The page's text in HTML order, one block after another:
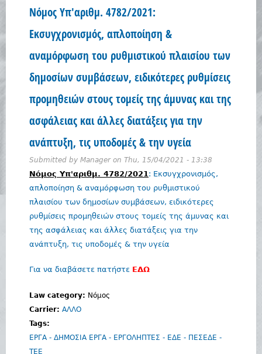
Νόμος Yπ'αριθμ. 4782/2021:
Εκσυγχρονισμός, απλοποίηση &
αναμόρφωση του ρυθμιστικού πλαισίου των
δημοσίων συμβάσεων, ειδικότερες ρυθμίσεις
προμηθειών στους τομείς της άμυνας και της
ασφάλειας και άλλες διατάξεις για την
ανάπτυξη, τις υποδομές & την υγεία
Submitted by Manageron Thu, 15/04/2021 - 13:38
Νόμος Yπ'αριθμ. 4782/2021: Εκσυγχρονισμός,
απλοποίηση & αναμόρφωση του ρυθμιστικού
πλαισίου των δημοσίων συμβάσεων, ειδικότερες
ρυθμίσεις προμηθειών στους τομείς της άμυνας και
της ασφάλειας και άλλες διατάξεις για την
ανάπτυξη, τις υποδομές & την υγεία
Για να διαβάσετε πατήστε ΕΔΩ
Law category: Νόμος
Carrier: ΑΛΛΟ
Tags:
ΕΡΓΑ - ΔΗΜΟΣΙΑ ΕΡΓΑ - ΕΡΓΟΛΗΠΤΕΣ - ΕΔΕ - ΠΕΣΕΔΕ -
ΤΕΕ